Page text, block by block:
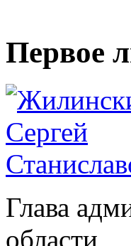
Первое
Глава
области